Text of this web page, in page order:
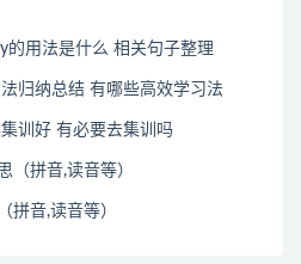
的用法是什么 相关句子整理
归纳总结 有哪些高效学习法
训好 有必要去集训吗
（拼音,读音等）
拼音,读音等）